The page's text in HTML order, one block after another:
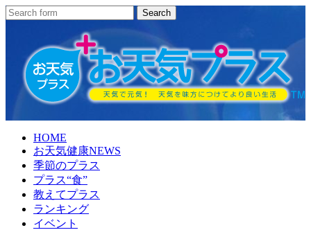
HOME
お天気健康NEWS
季節のプラス
プラス“食”
教えてプラス
ランキング
イベント